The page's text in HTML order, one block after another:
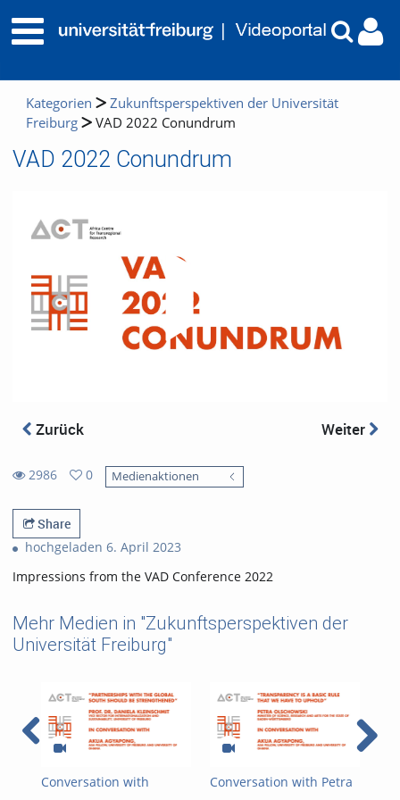
Kategorien
Zukunftsperspektiven der Universität
Freiburg
VAD 2022 Conundrum
VAD 2022 Conundrum
Zurück Weiter
2986
views
0
favorites
Medienaktionen
Share
hochgeladen 6. April 2023
Impressions from the VAD Conference 2022
Mehr Medien in "Zukunftsperspektiven der
Universität Freiburg"
Conversation with
Conversation with Petra